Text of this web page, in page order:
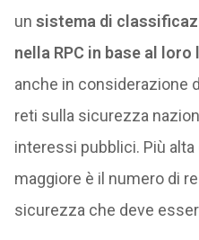
un sistema di
nella RPC in base al
anche in considerazione
reti sulla sicurezza
interessi pubblici. Più
maggiore è il numero di
sicurezza che deve